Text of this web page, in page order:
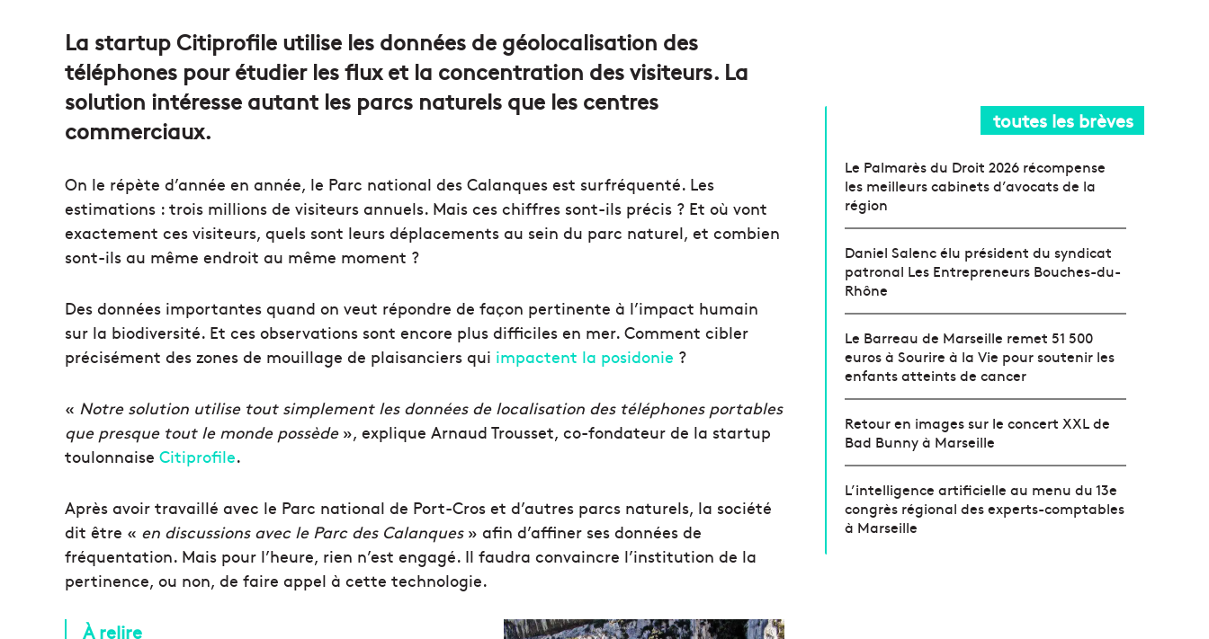
La startup Citiprofile utilise les données de géolocalisation des
téléphones pour étudier les flux et la concentration des visiteurs. La
solution intéresse autant les parcs naturels que les centres
commerciaux.
On le répète d’année en année, le Parc national des Calanques est surfréquenté. Les
estimations : trois millions de visiteurs annuels. Mais ces chiffres sont-ils précis ? Et où vont
exactement ces visiteurs, quels sont leurs déplacements au sein du parc naturel, et combien
sont-ils au même endroit au même moment ?
Des données importantes quand on veut répondre de façon pertinente à l’impact humain
sur la biodiversité. Et ces observations sont encore plus difficiles en mer. Comment cibler
précisément des zones de mouillage de plaisanciers qui impactent la posidonie ?
« Notre solution utilise tout simplement les données de localisation des téléphones portables
que presque tout le monde possède», explique Arnaud Trousset, co-fondateur de la startup
toulonnaise Citiprofile.
Après avoir travaillé avec le Parc national de Port-Cros et d’autres parcs naturels, la société
dit être « en discussions avec le Parc des Calanques» afin d’affiner ses données de
fréquentation. Mais pour l’heure, rien n’est engagé. Il faudra convaincre l’institution de la
pertinence, ou non, de faire appel à cette technologie.
À relire
toutes les brèves
Le Palmarès du Droit 2026 récompense
les meilleurs cabinets d’avocats de la
région
Daniel Salenc élu président du syndicat
patronal Les Entrepreneurs Bouches-du-
Rhône
Le Barreau de Marseille remet 51 500
euros à Sourire à la Vie pour soutenir les
enfants atteints de cancer
Retour en images sur le concert XXL de
Bad Bunny à Marseille
L’intelligence artificielle au menu du 13e
congrès régional des experts-comptables
à Marseille